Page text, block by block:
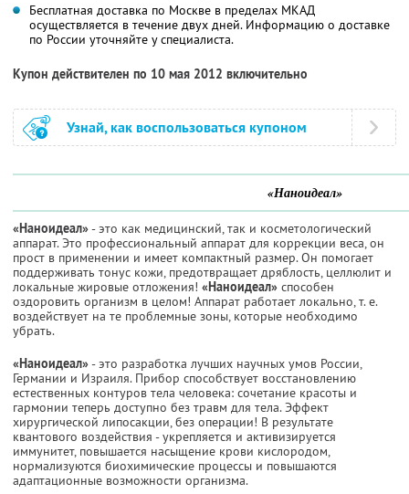
Бесплатная доставка по Москве в пределах МКАД
осуществляется в течение двух дней. Информацию о доставке
по России уточняйте у специалиста.
Купон действителен по 10 мая 2012 включительно
Узнай, как воспользоваться купоном
«Наноидеал»
«Наноидеал»- это как медицинский, так и косметологический
аппарат. Это профессиональный аппарат для коррекции веса, он
прост в применении и имеет компактный размер. Он помогает
поддерживать тонус кожи, предотвращает дряблость, целлюлит и
локальные жировые отложения! «Наноидеал» способен
оздоровить организм в целом! Аппарат работает локально, т. е.
воздействует на те проблемные зоны, которые необходимо
убрать.
«Наноидеал»- это разработка лучших научных умов России,
Германии и Израиля. Прибор способствует восстановлению
естественных контуров тела человека: сочетание красоты и
гармонии теперь доступно без травм для тела. Эффект
хирургической липосакции, без операции! В результате
квантового воздействия - укрепляется и активизируется
иммунитет, повышается насыщение крови кислородом,
нормализуются биохимические процессы и повышаются
адаптационные возможности организма.